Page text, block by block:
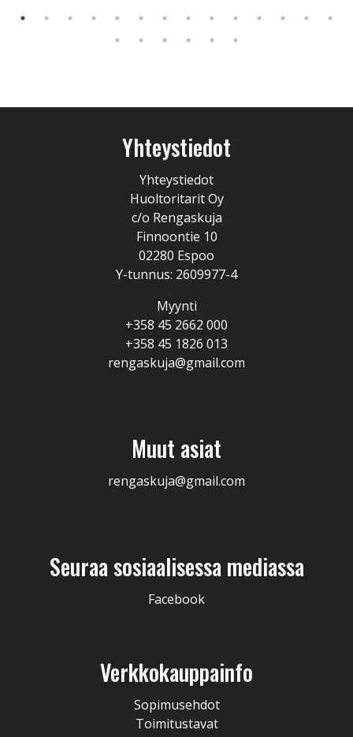
Yhteystiedot
Yhteystiedot
Huoltoritarit Oy
c/o Rengaskuja
Finnoontie 10
02280 Espoo
Y-tunnus: 2609977-4
Myynti
+358 45 2662 000
+358 45 1826 013
rengaskuja@gmail.com
Muut asiat
rengaskuja@gmail.com
Seuraa sosiaalisessa mediassa
Facebook
Verkkokauppainfo
Sopimusehdot
Toimitustavat